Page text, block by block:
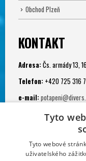
Obchod Plzeň
KONTAKT
Adresa: Čs. armády 13,
Telefon: +420 725 316
e-mail:
Otevřeno:
Po - Pá: 11.00 - 19.00
Potápěčská jáma:
Tyto
Tyto webové
uživatelského